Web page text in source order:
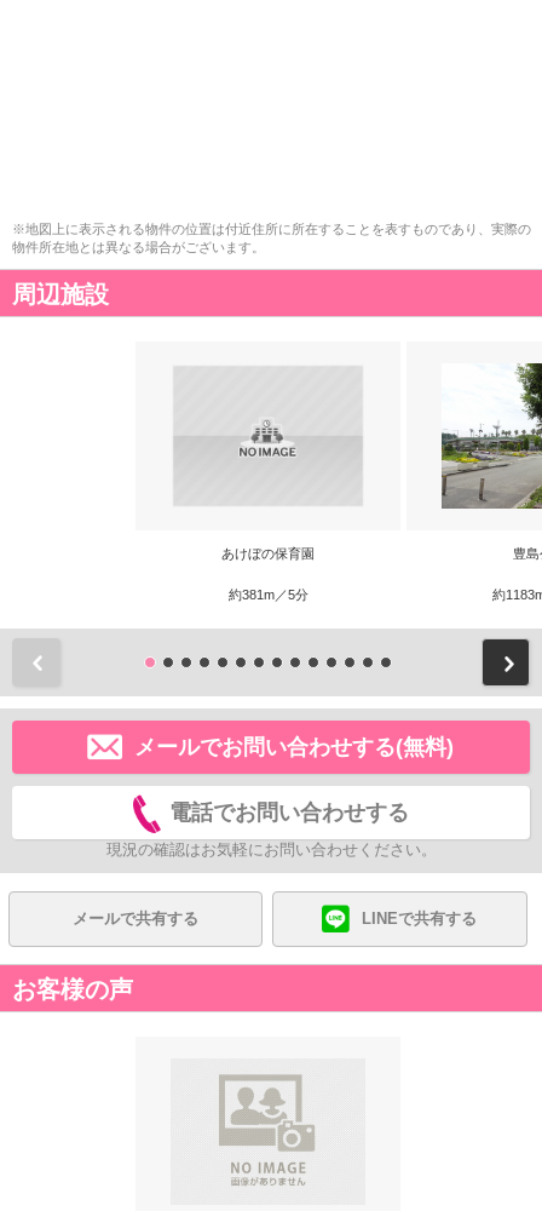
※地図上に表示される物件の位置は付近住所に所在することを表すものであり、実際の
物件所在地とは異なる場合がございます。
周辺施設
あけぼの保育園
約381m／5分
豊
約
メールでお問い合わせする(無料)
電話でお問い合わせする
現況の確認はお気軽にお問い合わせください。
メールで共有する LINEで共有する
お客様の声